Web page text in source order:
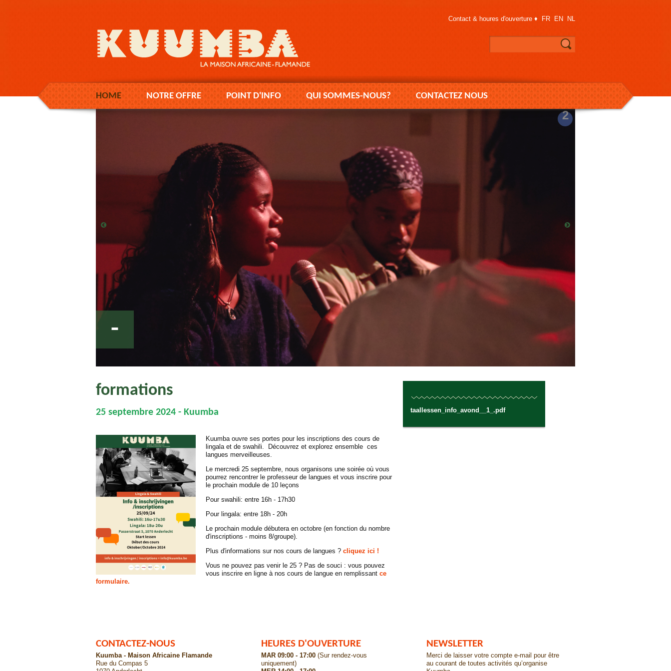
HOME NOTRE OFFRE POINT D'INFO QUI SOMMES-NOUS? CONTACTEZ NOUS
Contact & houres d'ouverture ♦ FR EN NL
2
-
formations
25 septembre 2024 - Kuumba
Kuumba ouvre ses portes pour les inscriptions des cours de
lingala et de swahili. Découvrez et explorez ensemble ces
langues merveilleuses.
Le mercredi 25 septembre, nous organisons une soirée où vous
pourrez rencontrer le professeur de langues et vous inscrire pour
le prochain module de 10 leçons
Pour swahili: entre 16h - 17h30
Pour lingala: entre 18h - 20h
Le prochain module débutera en octobre (en fonction du nombre
d'inscriptions - moins 8/groupe).
Plus d'informations sur nos cours de langues ? cliquez ici !
Vous ne pouvez pas venir le 25 ? Pas de souci : vous pouvez
vous inscrire en ligne à nos cours de langue en remplissant ce
formulaire.
taallessen_info_avond__1_.pdf
CONTACTEZ-NOUS
Kuumba - Maison Africaine Flamande
Rue du Compas 5
HEURES D'OUVERTURE
MAR 09:00 - 17:00 (Sur rendez-vous
uniquement)
NEWSLETTER
Merci de laisser votre compte e-mail pour être
au courant de toutes activités qu’organise